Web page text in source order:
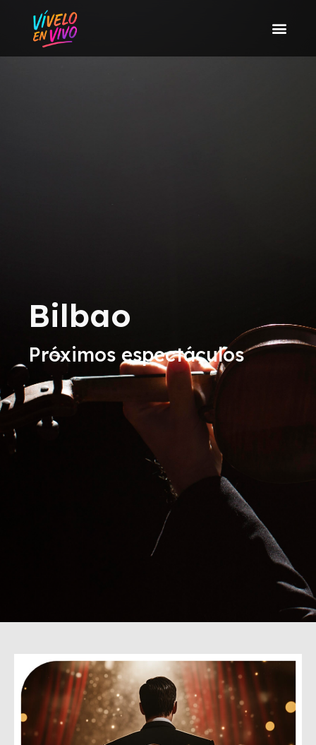
Bilbao
Próximos espectáculos